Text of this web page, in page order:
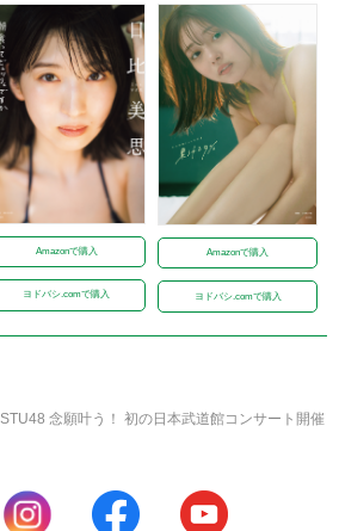
Amazonで購入
ヨドバシ.comで購入
Amazonで購入
ヨドバシ.comで購入
STU48 念願叶う！ 初の日本武道館コンサート開催